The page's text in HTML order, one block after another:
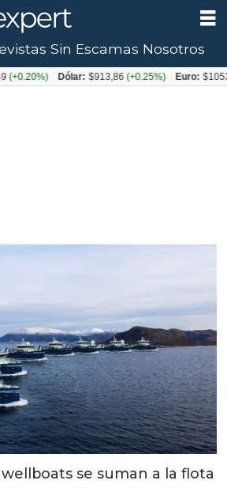
se suman a la flota
Sin Escamas Nosotros
Dólar: $913,86(+0.25%) Euro: $1053,08(-